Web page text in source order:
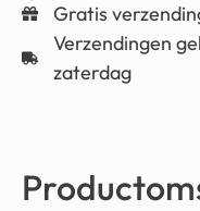
Gratis
Verzendingen
zaterdag